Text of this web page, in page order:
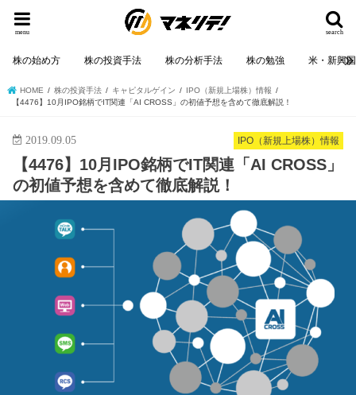
search
menu
株の始め方 株の投資手法 株の分析手法 株の勉強 米・新興
HOME 株の投資手法 キャピタルゲイン
IPO（新規上場株）情報
【4476】10月IPO銘柄でIT関連「AI CROSS」の初値予想を含めて徹底解説！
IPO（新規上場株）情報
2019.09.05
【4476】10月IPO銘柄でIT関連「AI CROSS」
の初値予想を含めて徹底解説！